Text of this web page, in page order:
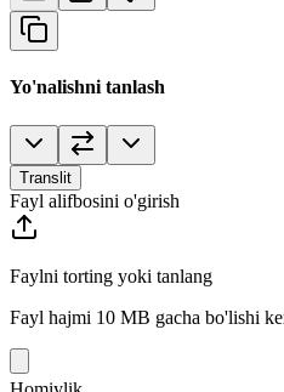
Yo'nalishni tanlash
Translit
Fayl alifbosini o'girish
Faylni torting yoki tanlang
Fayl hajmi 10 MB gacha bo'lishi